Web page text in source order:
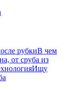
рубкиВ чем
от сруба из
Ищу